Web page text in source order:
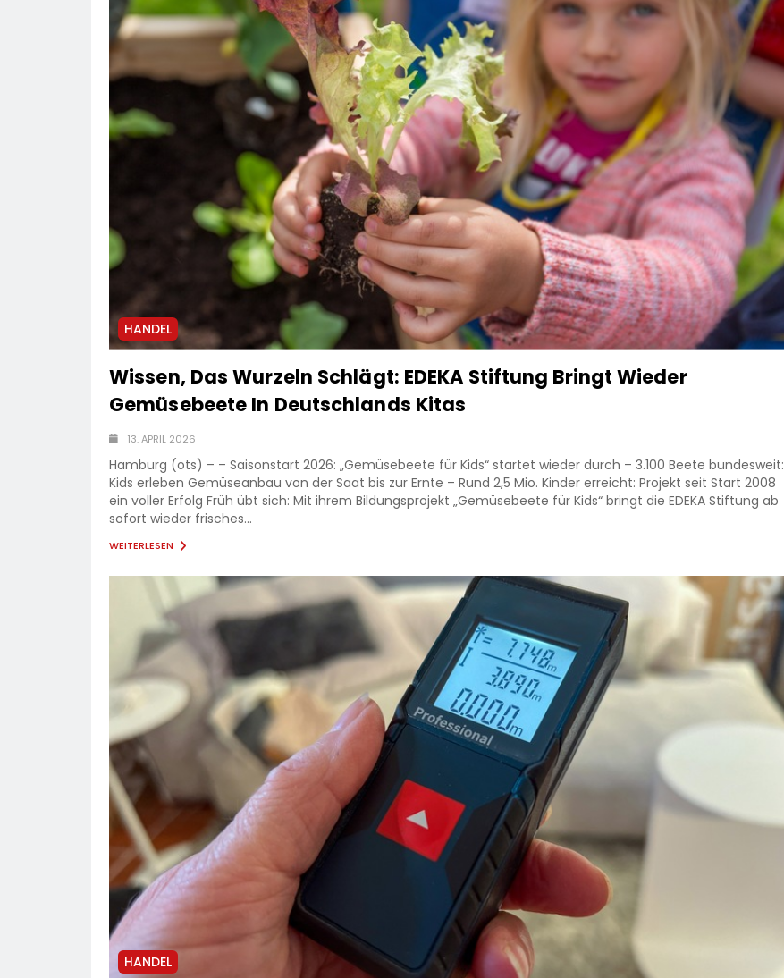
HANDEL
Wissen, Das Wurzeln Schlägt: EDEKA Stiftung Bringt Wieder
Gemüsebeete In Deutschlands Kitas
13. APRIL 2026
Hamburg (ots) – – Saisonstart 2026: „Gemüsebeete für Kids“ startet wieder durch – 3.100 Beete bundesweit:
Kids erleben Gemüseanbau von der Saat bis zur Ernte – Rund 2,5 Mio. Kinder erreicht: Projekt seit Start 2008
ein voller Erfolg Früh übt sich: Mit ihrem Bildungsprojekt „Gemüsebeete für Kids“ bringt die EDEKA Stiftung ab
sofort wieder frisches...
WEITERLESEN
HANDEL